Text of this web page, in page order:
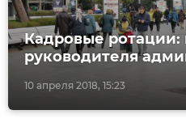
10 апреля 2018, 15:23
Кадровые ротации:
руководителя